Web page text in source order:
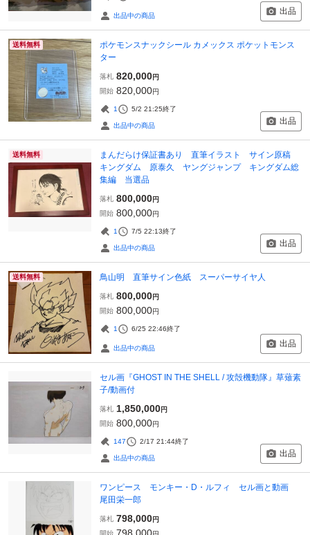
出品中の商品 出品
送料無料
ポケモンスナックシール カメックス ポケットモンス
ター
落札 820,000円
開始 820,000円
1 5/2 21:25終了
出品中の商品 出品
送料無料
まんだらけ保証書あり 直筆イラスト サイン原稿
キングダム 原泰久 ヤングジャンプ キングダム総
集編 当選品
落札 800,000円
開始 800,000円
1 7/5 22:13終了
出品中の商品 出品
送料無料 鳥山明 直筆サイン色紙 スーパーサイヤ人
落札 800,000円
開始 800,000円
1 6/25 22:46終了
出品中の商品 出品
セル画『GHOST IN THE SHELL / 攻殻機動隊』草薙素
子/動画付
落札 1,850,000円
開始 800,000円
147 2/17 21:44終了
出品中の商品 出品
ワンピース モンキー・D・ルフィ セル画と動画
尾田栄一郎
落札 798,000円
開始 798,000